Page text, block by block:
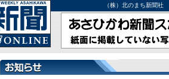
（株）北のまち新聞